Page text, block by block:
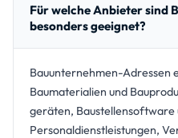
Für welche Anbieter sind
besonders geeignet?
Bauunternehmen-Adressen
Baumaterialien und
geräten, Baustellensoftware
Personaldienstleistungen,